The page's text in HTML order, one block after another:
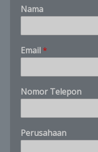
Nama
Email *
Nomor Telepon
T
e
Perusahaan